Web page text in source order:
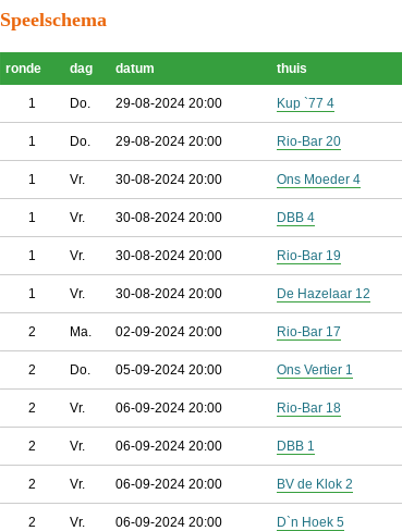
Speelschema
ronde dag datum thuis
1 Do. 29-08-2024 20:00 Kup `77 4
1 Do. 29-08-2024 20:00 Rio-Bar 20
1 Vr. 30-08-2024 20:00 Ons Moeder 4
1 Vr. 30-08-2024 20:00 DBB 4
1 Vr. 30-08-2024 20:00 Rio-Bar 19
1 Vr. 30-08-2024 20:00 De Hazelaar 12
2 Ma. 02-09-2024 20:00 Rio-Bar 17
2 Do. 05-09-2024 20:00 Ons Vertier 1
2 Vr. 06-09-2024 20:00 Rio-Bar 18
2 Vr. 06-09-2024 20:00 DBB 1
2 Vr. 06-09-2024 20:00 BV de Klok 2
2 Vr. 06-09-2024 20:00 D`n Hoek 5